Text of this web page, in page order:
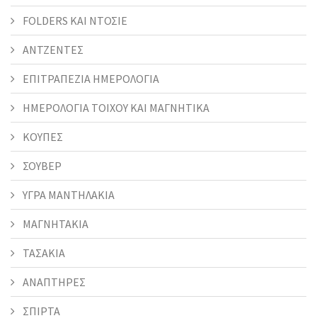
FOLDERS KAI ΝΤΟΣΙΕ
ΑΝΤΖΕΝΤΕΣ
ΕΠΙΤΡΑΠΕΖΙΑ ΗΜΕΡΟΛΟΓΙΑ
ΗΜΕΡΟΛΟΓΙΑ ΤΟΙΧΟΥ ΚΑΙ ΜΑΓΝΗΤΙΚΑ
ΚΟΥΠΕΣ
ΣΟΥΒΕΡ
ΥΓΡΑ ΜΑΝΤΗΛΑΚΙΑ
ΜΑΓΝΗΤΑΚΙΑ
ΤΑΣΑΚΙΑ
ΑΝΑΠΤΗΡΕΣ
ΣΠΙΡΤΑ